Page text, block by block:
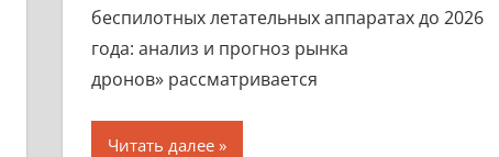
беспилотных летательных аппаратах до 2026
года: анализ и прогноз рынка
дронов» рассматривается
Читать далее